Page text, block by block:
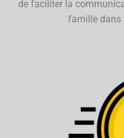
de faciliter la
famille dans